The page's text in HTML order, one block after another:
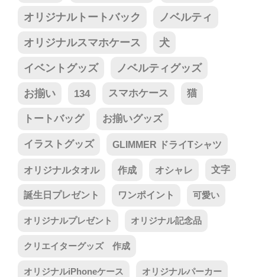
オリジナルトートバック ノベルティ
オリジナルスマホケース 犬
イベントグッズ ノベルティグッズ
お揃い 134 スマホケース 猫
トートバッグ お揃いグッズ
イラストグッズ GLIMMER ドライTシャツ
オリジナルタオル 作成 オシャレ 文字
誕生日プレゼント ワンポイント 可愛い
オリジナルプレゼント オリジナル記念品
クリエイターグッズ 作成
オリジナルiPhoneケース オリジナルパーカー